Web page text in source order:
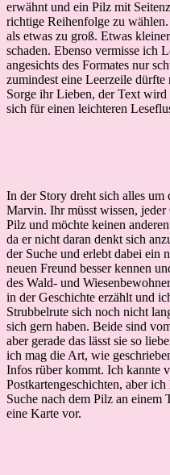
erwähnt und ein Pilz mit
richtige Reihenfolge zu
als etwas zu groß. Etwas
schaden. Ebenso vermisse ich
angesichts des Formates nur
zumindest eine Leerzeile
Sorge ihr Lieben, der Text
sich für einen leichteren
In der Story dreht sich alles um
Marvin. Ihr müsst wissen, jeder
Pilz und möchte keinen
da er nicht daran denkt sich
der Suche und erlebt dabei ein
neuen Freund besser kennen
des Wald- und
in der Geschichte erzählt und
Strubbelrute sich noch nicht
sich gern haben. Beide sind
aber gerade das lässt sie so
ich mag die Art, wie
Infos rüber kommt. Ich kannte
Postkartengeschichten, aber
Suche nach dem Pilz an einem
eine Karte vor.